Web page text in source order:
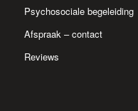
Psychosociale begeleiding
Afspraak – contact
Reviews